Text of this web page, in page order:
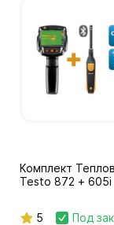
Комплект
Testo 872 + 605i
5 Под